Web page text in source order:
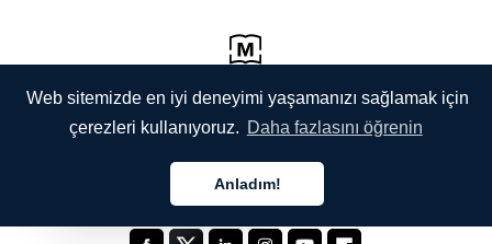
Web sitemizde en iyi deneyimi yaşamanızı sağlamak için
çerezleri kullanıyoruz. Daha fazlasını öğrenin
Anladım!
Türkçe